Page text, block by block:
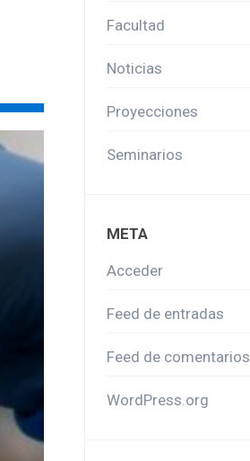
Facultad
Noticias
Proyecciones
Seminarios
META
Acceder
Feed de entradas
Feed de comentarios
WordPress.org